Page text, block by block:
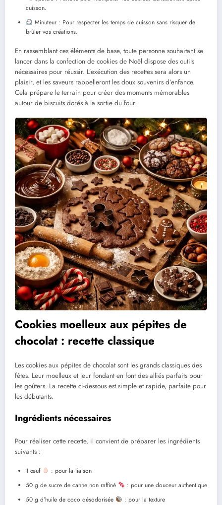
cuisson.
Minuteur : Pour respecter les temps de cuisson sans risquer de
brûler vos créations.
En rassemblant ces éléments de base, toute personne souhaitant se
lancer dans la confection de cookies de Noël dispose des outils
nécessaires pour réussir. L’exécution des recettes sera alors un
plaisir, et les saveurs rappelleront les doux souvenirs d’enfance.
Cela prépare le terrain pour créer des moments mémorables
autour de biscuits dorés à la sortie du four.
Cookies moelleux aux pépites de
chocolat : recette classique
Les cookies aux pépites de chocolat sont les grands classiques des
fêtes. Leur moelleux et leur fondant en font des alliés parfaits pour
les goûters. La recette ci-dessous est simple et rapide, parfaite pour
les débutants.
Ingrédients nécessaires
Pour réaliser cette recette, il convient de préparer les ingrédients
suivants :
1 œuf
: pour la liaison
50 g de sucre de canne non raffiné
: pour une douceur authentique
50 g d’huile de coco désodorisée
: pour la texture